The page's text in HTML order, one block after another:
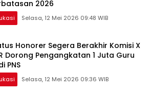
2026
Selasa, 12 Mei 2026 09:48 WIB
Honorer Segera Berakhir Komisi X
Dorong Pengangkatan 1 Juta Guru
PNS
Selasa, 12 Mei 2026 09:36 WIB